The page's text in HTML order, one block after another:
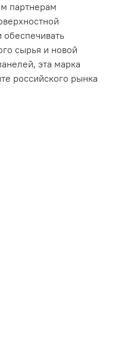
партнерам
обеспечивать
сырья и новой
эта марка
российского рынка